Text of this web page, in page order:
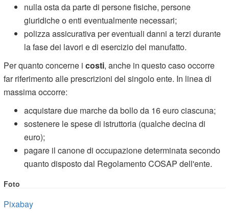
nulla osta da parte di persone fisiche, persone
giuridiche o enti eventualmente necessari;
polizza assicurativa per eventuali danni a terzi durante
la fase dei lavori e di esercizio del manufatto.
Per quanto concerne icosti, anche in questo caso occorre
far riferimento alle prescrizioni del singolo ente. In linea di
massima occorre:
acquistare due marche da bollo da 16 euro ciascuna;
sostenere le spese di istruttoria (qualche decina di
euro);
pagare il canone di occupazione determinata secondo
quanto disposto dal Regolamento COSAP dell'ente.
Foto
Pixabay